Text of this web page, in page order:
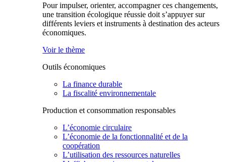
Pour impulser, orienter, accompagner ces changements,
une transition écologique réussie doit s’appuyer sur
différents leviers et instruments à destination des acteurs
économiques.
Voir le thème
Outils économiques
La finance durable
La fiscalité environnementale
Production et consommation responsables
L’économie circulaire
L’économie de la fonctionnalité et de la
coopération
L’utilisation des ressources naturelles